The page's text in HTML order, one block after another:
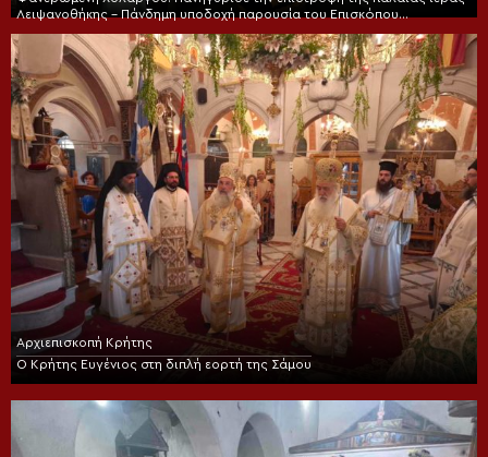
Λειψανοθήκης – Πάνδημη υποδοχή παρουσία του Επισκόπου
Αρχιεπισκοπή Κρήτης
Ο Κρήτης Ευγένιος στη διπλή εορτή της Σάμου